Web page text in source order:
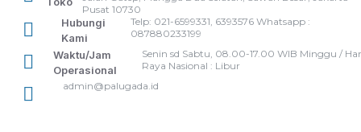
Pusat 10730
Hubungi
Kami
Telp: 021-6599331, 6393576 Whatsapp :
087880233199
Waktu/Jam
Operasional
Senin sd Sabtu, 08.00-17.00 WIB Minggu /
Raya Nasional : Libur
admin@palugada.id